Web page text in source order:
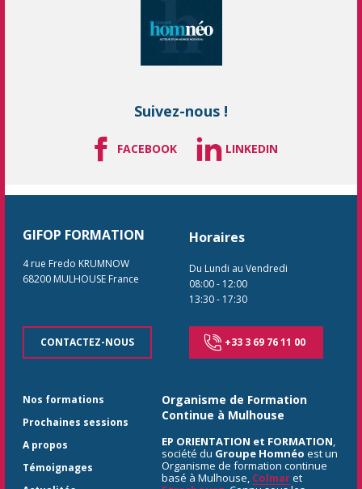
Suivez-nous !
FACEBOOK LINKEDIN
GIFOP FORMATION
4 rue Fredo KRUMNOW
68200 MULHOUSE France
CONTACTEZ-NOUS
Horaires
Du Lundi au Vendredi
08:00- 12:00
13:30- 17:30
+33 3 69 76 11 00
Nos formations
Prochaines sessions
A propos
Témoignages
Organisme de Formation
Continue à Mulhouse
EP ORIENTATION et FORMATION,
société du Groupe Homnéo est un
Organisme de formation continue
basé à Mulhouse, Colmaret